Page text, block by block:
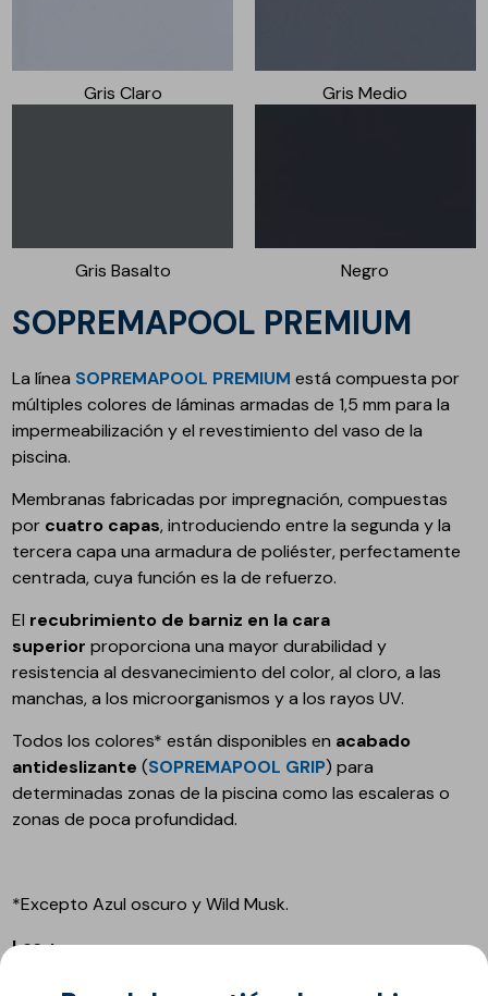
Gris Claro Gris Medio
Gris Basalto Negro
SOPREMAPOOL PREMIUM
La línea SOPREMAPOOL PREMIUM está compuesta por
múltiples colores de láminas armadas de 1,5 mm para la
impermeabilización y el revestimiento del vaso de la
piscina.
Membranas fabricadas por impregnación, compuestas
por cuatro capas, introduciendo entre la segunda y la
tercera capa una armadura de poliéster, perfectamente
centrada, cuya función es la de refuerzo.
El recubrimiento de barniz en la cara
superiorproporciona una mayor durabilidad y
resistencia al desvanecimiento del color, al cloro, a las
manchas, a los microorganismos y a los rayos UV.
Todos los colores* están disponibles en acabado
antideslizante (SOPREMAPOOL GRIP) para
determinadas zonas de la piscina como las escaleras o
zonas de poca profundidad.
*Excepto Azul oscuro y Wild Musk.
Los +